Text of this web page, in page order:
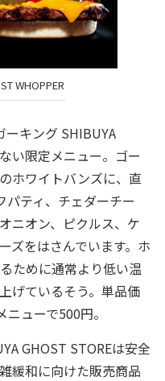
WHOPPER
ーキング SHIBUYA
い限定メニュー。ゴー
ホワイトバンズに、直
パティ、チェダーチー
ニオン、ピクルス、ケ
ズをはさんでいます。ホ
ために通常より低い温
げているそう。単品価
ューで500円。
GHOST STOREは安全
緩和に向けた販売商品